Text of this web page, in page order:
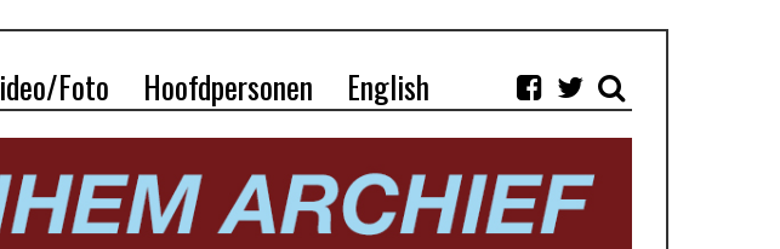
Foto Hoofdpersonen English